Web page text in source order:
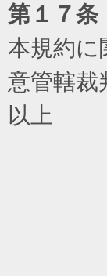
第１７条
本規約に
意管轄裁
以上